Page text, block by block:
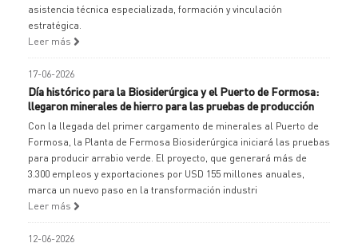
asistencia técnica especializada, formación y vinculación
estratégica.
Leer más
17-06-2026
Día histórico para la Biosiderúrgica y el Puerto de Formosa:
llegaron minerales de hierro para las pruebas de producción
Con la llegada del primer cargamento de minerales al Puerto de
Formosa, la Planta de Fermosa Biosiderúrgica iniciará las pruebas
para producir arrabio verde. El proyecto, que generará más de
3.300 empleos y exportaciones por USD 155 millones anuales,
marca un nuevo paso en la transformación industri
Leer más
12-06-2026